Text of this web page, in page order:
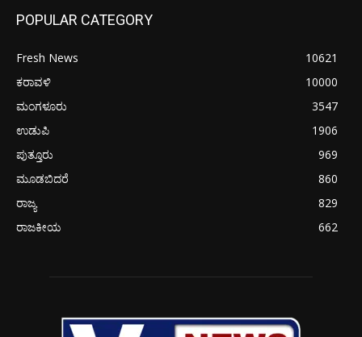
POPULAR CATEGORY
Fresh News
10621
ಕರಾವಳಿ
10000
ಮಂಗಳೂರು
3547
ಉಡುಪಿ
1906
ಪುತ್ತೂರು
969
ಮೂಡಬಿದರೆ
860
ರಾಜ್ಯ
829
ರಾಜಕೀಯ
662